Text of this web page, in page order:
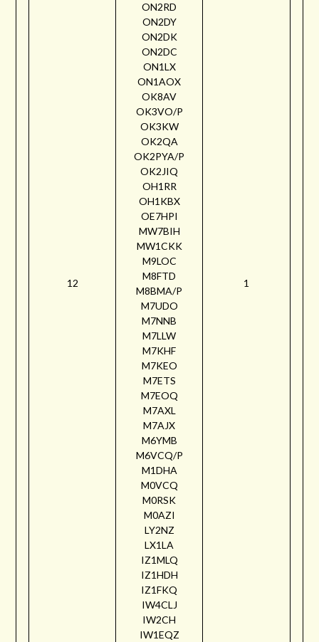
12
ON2RD
ON2DY
ON2DK
ON2DC
ON1LX
ON1AOX
OK8AV
OK3VO/P
OK3KW
OK2QA
OK2PYA/P
OK2JIQ
OH1RR
OH1KBX
OE7HPI
MW7BIH
MW1CKK
M9LOC
M8FTD
M8BMA/P
M7UDO
M7NNB
M7LLW
M7KHF
M7KEO
M7ETS
M7EOQ
M7AXL
M7AJX
M6YMB
M6VCQ/P
M1DHA
M0VCQ
M0RSK
M0AZI
LY2NZ
LX1LA
IZ1MLQ
IZ1HDH
IZ1FKQ
IW4CLJ
IW2CH
IW1EQZ
1